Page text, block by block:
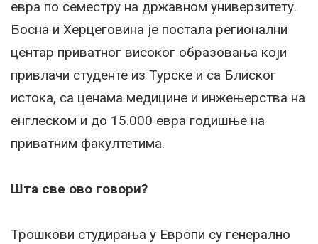
евра по семестру на државном универзитету.
Босна и Херцеговина је постала регионални
центар приватног високог образовања који
привлачи студенте из Турске и са Блиског
истока, са ценама медицине и инжењерства на
енглеском и до 15.000 евра годишње на
приватним факултетима.
Шта све ово говори?
Трошкови студирања у Европи су генерално